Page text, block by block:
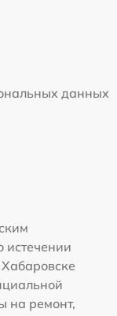
данных
истечении
на ремонт,